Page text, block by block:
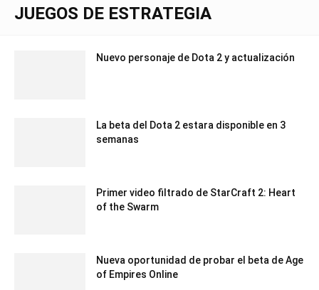
del
Mundo
JUEGOS DE ESTRATEGIA
Nuevo personaje de Dota 2 y actualización
La beta del Dota 2 estara disponible en 3
semanas
Primer video filtrado de StarCraft 2: Heart
of the Swarm
Nueva oportunidad de probar el beta de Age
of Empires Online